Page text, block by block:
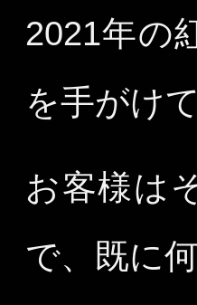
2021年の
を手がけ
お客様は
で、既に